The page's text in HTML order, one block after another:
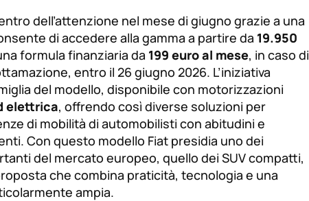
fuente
de
fuente.
dell’attenzione nel mese di giugno grazie a una
di accedere alla gamma a partire da 19.950
formula finanziaria da 199 euro al mese, in caso di
entro il 26 giugno 2026. L’iniziativa
del modello, disponibile con motorizzazioni
elettrica, offrendo così diverse soluzioni per
di mobilità di automobilisti con abitudini e
Con questo modello Fiat presidia uno dei
del mercato europeo, quello dei SUV compatti,
che combina praticità, tecnologia e una
ampia.